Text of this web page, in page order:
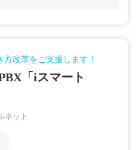
方改革をご支援します！
「iスマート
ネット